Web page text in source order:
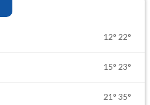
12° 22°
15° 23°
21° 35°